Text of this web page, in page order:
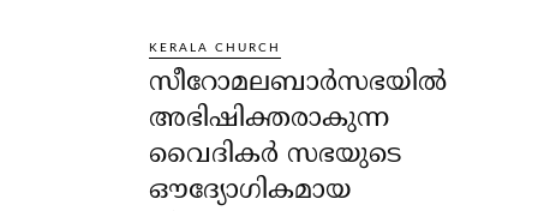
KERALA CHURCH
സീറോമലബാർസഭയിൽ
അഭിഷിക്തരാകുന്ന
വൈദികർ സഭയുടെ
ഔദ്യോഗികമായ